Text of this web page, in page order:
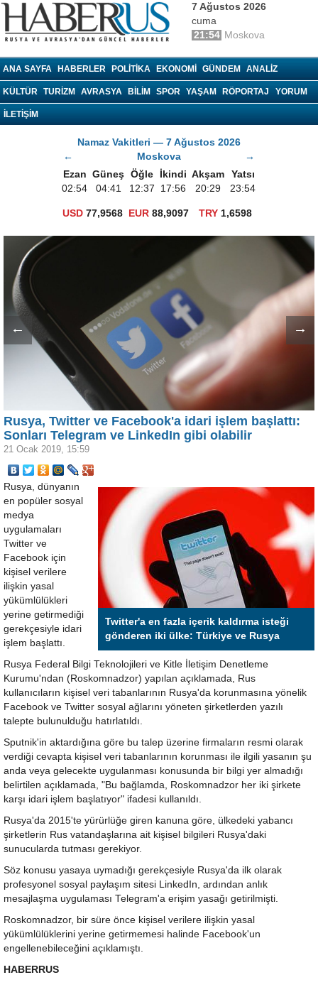
7 Ağustos 2026
cuma
21:54 Moskova
ANA SAYFA HABERLER POLITIKA EKONOMI GÜNDEM ANALIZ
KÜLTÜR TURIZM AVRASYA BILIM SPOR YAŞAM RÖPORTAJ YORUM
İLETİŞİM
Namaz Vakitleri — 7 Ağustos 2026
←
Moskova
→
Ezan Güneş Öğle İkindi Akşam
Yatsı
02:54
04:41 12:37 17:56 20:29 23:54
USD 77,9568 EUR 88,9097 TRY1,6598
← →
Rusya, Twitter ve Facebook'a idari işlem başlattı:
Sonları Telegram ve LinkedIn gibi olabilir
21 Ocak 2019, 15:59
Twitter'a en fazla içerik kaldırma isteği
gönderen iki ülke: Türkiye ve Rusya
Rusya, dünyanın
en popüler sosyal
medya
uygulamaları
Twitter ve
Facebook için
kişisel verilere
ilişkin yasal
yükümlülükleri
yerine getirmediği
gerekçesiyle idari
işlem başlattı.
Rusya Federal Bilgi Teknolojileri ve Kitle İletişim Denetleme
Kurumu'ndan (Roskomnadzor) yapılan açıklamada, Rus
kullanıcıların kişisel veri tabanlarının Rusya'da korunmasına yönelik
Facebook ve Twitter sosyal ağlarını yöneten şirketlerden yazılı
talepte bulunulduğu hatırlatıldı.
Sputnik'in aktardığına göre bu talep üzerine firmaların resmi olarak
verdiği cevapta kişisel veri tabanlarının korunması ile ilgili yasanın şu
anda veya gelecekte uygulanması konusunda bir bilgi yer almadığı
belirtilen açıklamada, "Bu bağlamda, Roskomnadzor her iki şirkete
karşı idari işlem başlatıyor" ifadesi kullanıldı.
Rusya'da 2015'te yürürlüğe giren kanuna göre, ülkedeki yabancı
şirketlerin Rus vatandaşlarına ait kişisel bilgileri Rusya'daki
sunucularda tutması gerekiyor.
Söz konusu yasaya uymadığı gerekçesiyle Rusya'da ilk olarak
profesyonel sosyal paylaşım sitesi LinkedIn, ardından anlık
mesajlaşma uygulaması Telegram'a erişim yasağı getirilmişti.
Roskomnadzor, bir süre önce kişisel verilere ilişkin yasal
yükümlülüklerini yerine getirmemesi halinde Facebook'un
engellenebileceğini açıklamıştı.
HABERRUS